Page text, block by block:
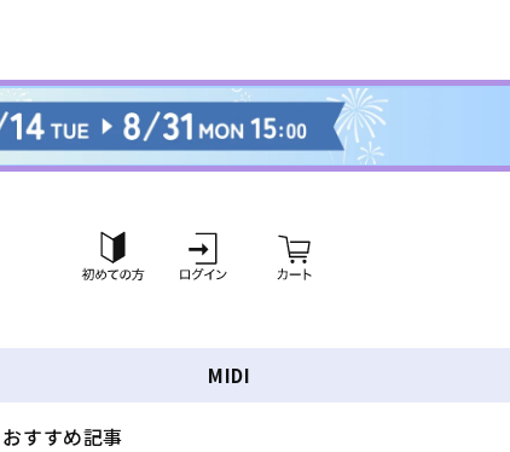
グ
イ
ー
ト
おすすめ記事
MIDI